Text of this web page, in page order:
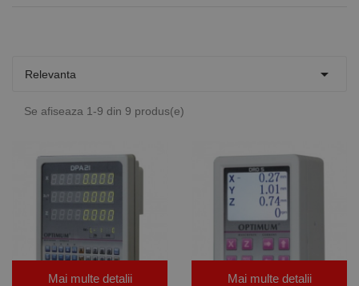
Relevanta 
Se afiseaza 1-9 din 9 produs(e)
Mai multe detalii Mai multe detalii